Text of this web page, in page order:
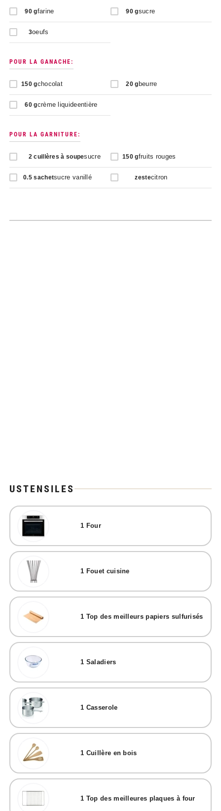
90 gfarine 90 gsucre
3oeufs
POUR LA GANACHE:
150 gchocolat 20 g beurre
60 gcrème liquideentière
POUR LA GARNITURE:
2 cuillères à soupesucre 150 gfruits rouges
0.5 sachetsucre vanillé zestecitron
USTENSILES
1 Four
1 Fouet cuisine
1 Top des meilleurs papiers sulfurisés
1 Saladiers
1 Casserole
1 Cuillère en bois
1 Top des meilleures plaques à four